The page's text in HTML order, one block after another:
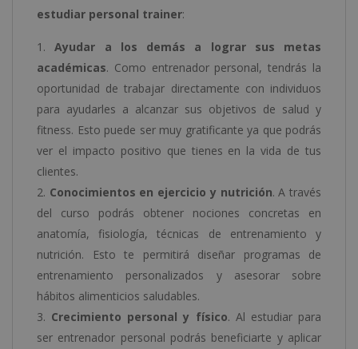
estudiar personal trainer:
Ayudar a los demás a lograr sus metas
académicas. Como entrenador personal, tendrás la
oportunidad de trabajar directamente con individuos
para ayudarles a alcanzar sus objetivos de salud y
fitness. Esto puede ser muy gratificante ya que podrás
ver el impacto positivo que tienes en la vida de tus
clientes.
Conocimientos en ejercicio y nutrición. A través
del curso podrás obtener nociones concretas en
anatomía, fisiología, técnicas de entrenamiento y
nutrición. Esto te permitirá diseñar programas de
entrenamiento personalizados y asesorar sobre
hábitos alimenticios saludables.
Crecimiento personal y físico. Al estudiar para
ser entrenador personal podrás beneficiarte y aplicar